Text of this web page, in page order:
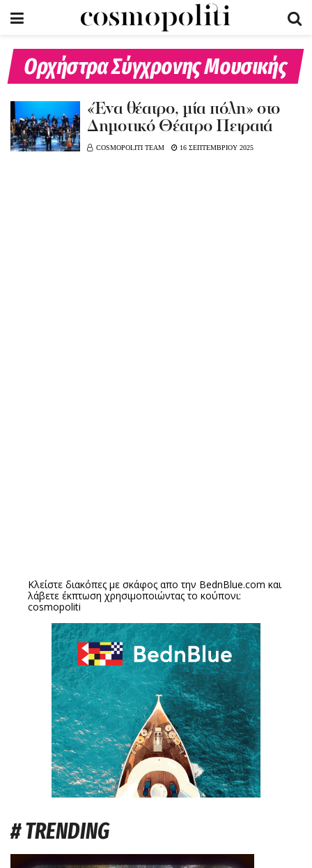
Ορχήστρα Σύγχρονης Μουσικής
«Ένα θέατρο, μία πόλη» στο
Δημοτικό Θέατρο Πειραιά
COSMOPOLITI TEAM 16 ΣΕΠΤΕΜΒΡΙΟΥ 2025
Κλείστε διακόπες με σκάφος απο την BednBlue.com και
λάβετε έκπτωση χρησιμοποιώντας το κούπονι:
cosmopoliti
# TRENDING